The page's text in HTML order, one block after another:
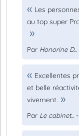
Les
au top super
Par Honorine D...
Excellentes
et belle
vivement.
Par Le cabinet...